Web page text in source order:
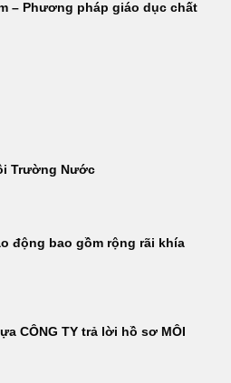
– Phương pháp giáo dục chất
Trường Nước
động bao gồm rộng rãi khía
CÔNG TY trả lời hồ sơ MÔI